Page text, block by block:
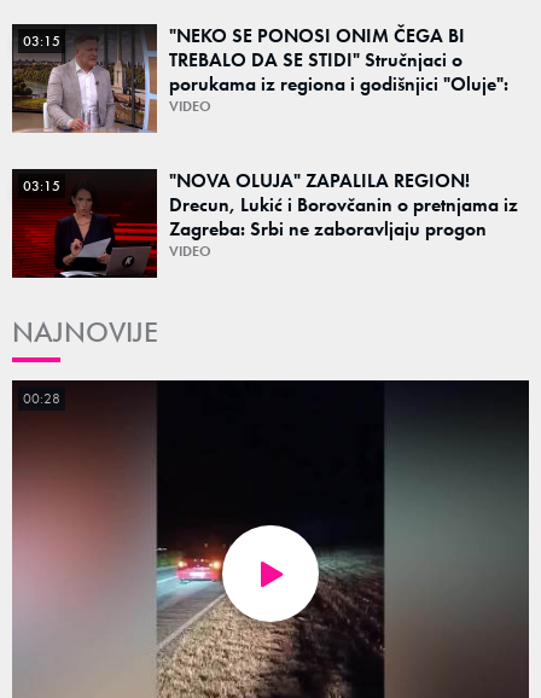
03:15
"NEKO SE PONOSI ONIM ČEGA BI
TREBALO DA SE STIDI" Stručnjaci o
porukama iz regiona i godišnjici "Oluje":
"Ponos na stradanje je anticivilizacijska
VIDEO
03:15
"NOVA OLUJA" ZAPALILA REGION!
Drecun, Lukić i Borovčanin o pretnjama iz
Zagreba: Srbi ne zaboravljaju progon
VIDEO
NAJNOVIJE
00:28